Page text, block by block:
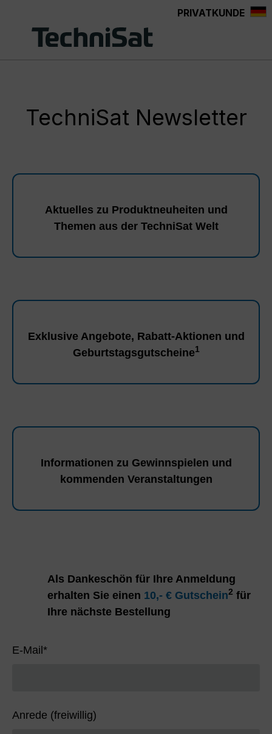
PRIVATKUNDE
TechniSat Newsletter
Aktuelles zu Produktneuheiten und
Themen aus der TechniSat Welt
Exklusive Angebote, Rabatt-Aktionen und
Geburtstagsgutscheine1
Informationen zu Gewinnspielen und
kommenden Veranstaltungen
Als Dankeschön für Ihre Anmeldung
erhalten Sie einen 10,- € Gutschein2 für
Ihre nächste Bestellung
E-Mail*
Anrede (freiwillig)